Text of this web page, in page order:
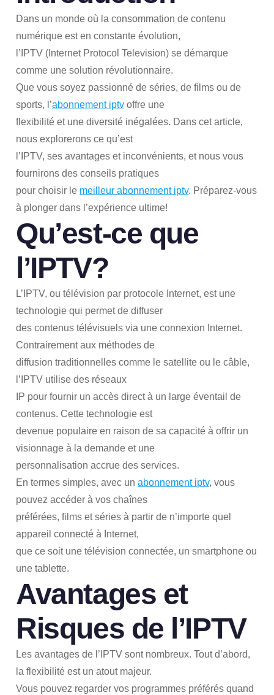
Dans un monde où la consommation de contenu
numérique est en constante évolution,
l’IPTV (Internet Protocol Television) se démarque
comme une solution révolutionnaire.
Que vous soyez passionné de séries, de films ou de
sports, l’abonnement iptv offre une
flexibilité et une diversité inégalées. Dans cet article,
nous explorerons ce qu’est
l’IPTV, ses avantages et inconvénients, et nous vous
fournirons des conseils pratiques
pour choisir le meilleur abonnement iptv. Préparez-vous
à plonger dans l’expérience ultime!
Qu’est-ce que
l’IPTV?
L’IPTV, ou télévision par protocole Internet, est une
technologie qui permet de diffuser
des contenus télévisuels via une connexion Internet.
Contrairement aux méthodes de
diffusion traditionnelles comme le satellite ou le câble,
l’IPTV utilise des réseaux
IP pour fournir un accès direct à un large éventail de
contenus. Cette technologie est
devenue populaire en raison de sa capacité à offrir un
visionnage à la demande et une
personnalisation accrue des services.
En termes simples, avec unabonnement iptv, vous
pouvez accéder à vos chaînes
préférées, films et séries à partir de n’importe quel
appareil connecté à Internet,
que ce soit une télévision connectée, un smartphone ou
une tablette.
Avantages et
Risques de l’IPTV
Les avantages de l’IPTV sont nombreux. Tout d’abord,
la flexibilité est un atout majeur.
Vous pouvez regarder vos programmes préférés quand